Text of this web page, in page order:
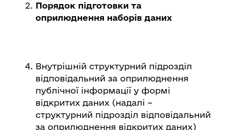
Порядок підготовки та
оприлюднення наборів даних
Внутрішній структурний підрозділ
відповідальний за оприлюднення
публічної інформації у формі
відкритих даних (надалі –
структурний підрозділ відповідальний
за оприлюднення відкритих даних)